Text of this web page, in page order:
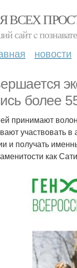
ВСЕХ
сайт c
новости
более
принимают
участвовать
и получать
как